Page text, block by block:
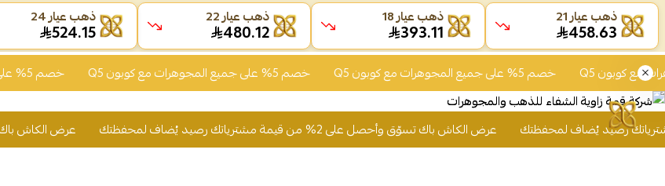
خصم 5% على جميع المجوهرات مع كوبون Q5 خصم 5% على جميع المجوهرات مع كوبون Q5 خصم 5% على جميع المجوهرات مع كوبون Q5
عرض الكاش باك تسوّق وأحصل على 2% من قيمة مشترياتك رصيد يُضاف لمحفظتك عرض الكاش باك تسوّق وأحصل على 2% من قيمة
ذهب عيار 21
458.63
ذهب عيار 18
393.11
ذهب عيار 22
480.12
ذهب عيار 24
524.15